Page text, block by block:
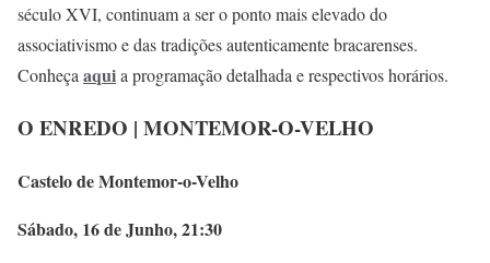
século XVI, continuam a ser o ponto mais elevado do
associativismo e das tradições autenticamente bracarenses.
Conheça aquia programação detalhada e respectivos horários.
O ENREDO | MONTEMOR-O-VELHO
Castelo de Montemor-o-Velho
Sábado, 16 de Junho, 21:30